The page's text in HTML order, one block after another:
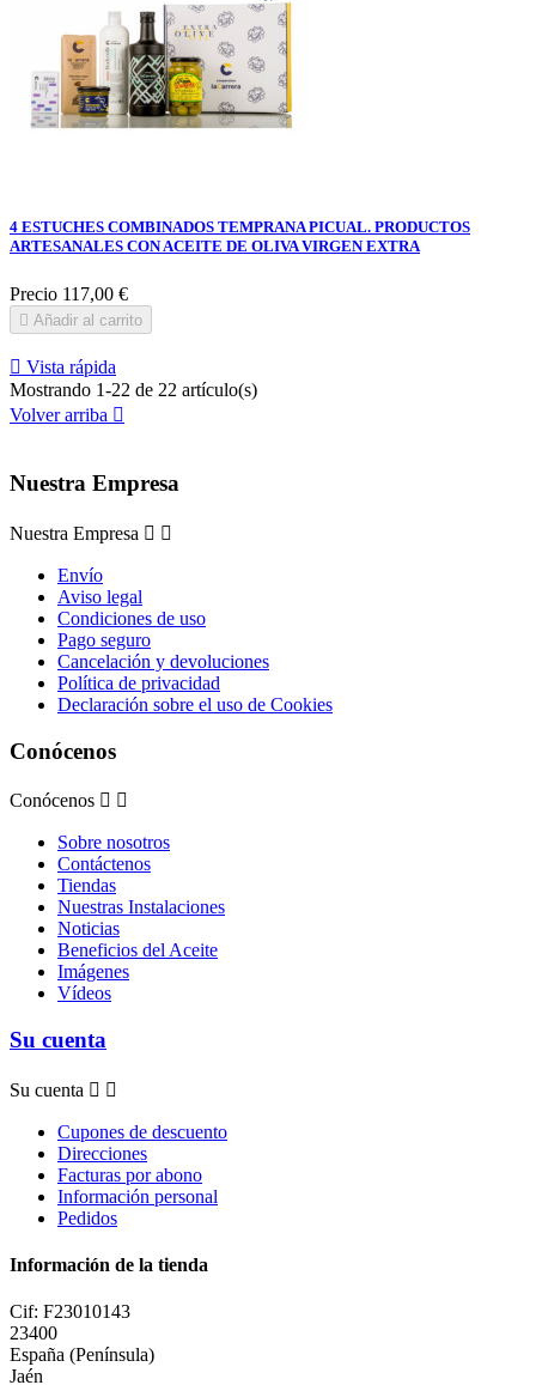
4 ESTUCHES COMBINADOS TEMPRANA PICUAL. PRODUCTOS
ARTESANALES CON ACEITE DE OLIVA VIRGEN EXTRA
Precio 117,00 €
 Añadir al carrito
 Vista rápida
Mostrando 1-22 de 22 artículo(s)
Volver arriba 
Nuestra Empresa
Nuestra Empresa  
Envío
Aviso legal
Condiciones de uso
Pago seguro
Cancelación y devoluciones
Política de privacidad
Declaración sobre el uso de Cookies
Conócenos
Conócenos  
Sobre nosotros
Contáctenos
Tiendas
Nuestras Instalaciones
Noticias
Beneficios del Aceite
Imágenes
Vídeos
Su cuenta
Su cuenta  
Cupones de descuento
Direcciones
Facturas por abono
Información personal
Pedidos
Información de la tienda
Cif: F23010143
23400
España (Península)
Jaén